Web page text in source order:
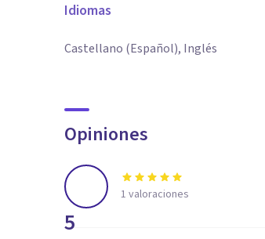
Idiomas
Castellano (Español), Inglés
Opiniones
5
1 valoraciones